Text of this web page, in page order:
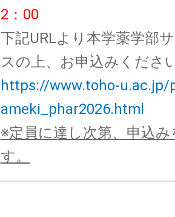
2：00
下記URLより本学薬学部
スの上、お申込みくださ
https://www.toho-
ameki_phar2026.html
※定員に達し次第、申込
す。